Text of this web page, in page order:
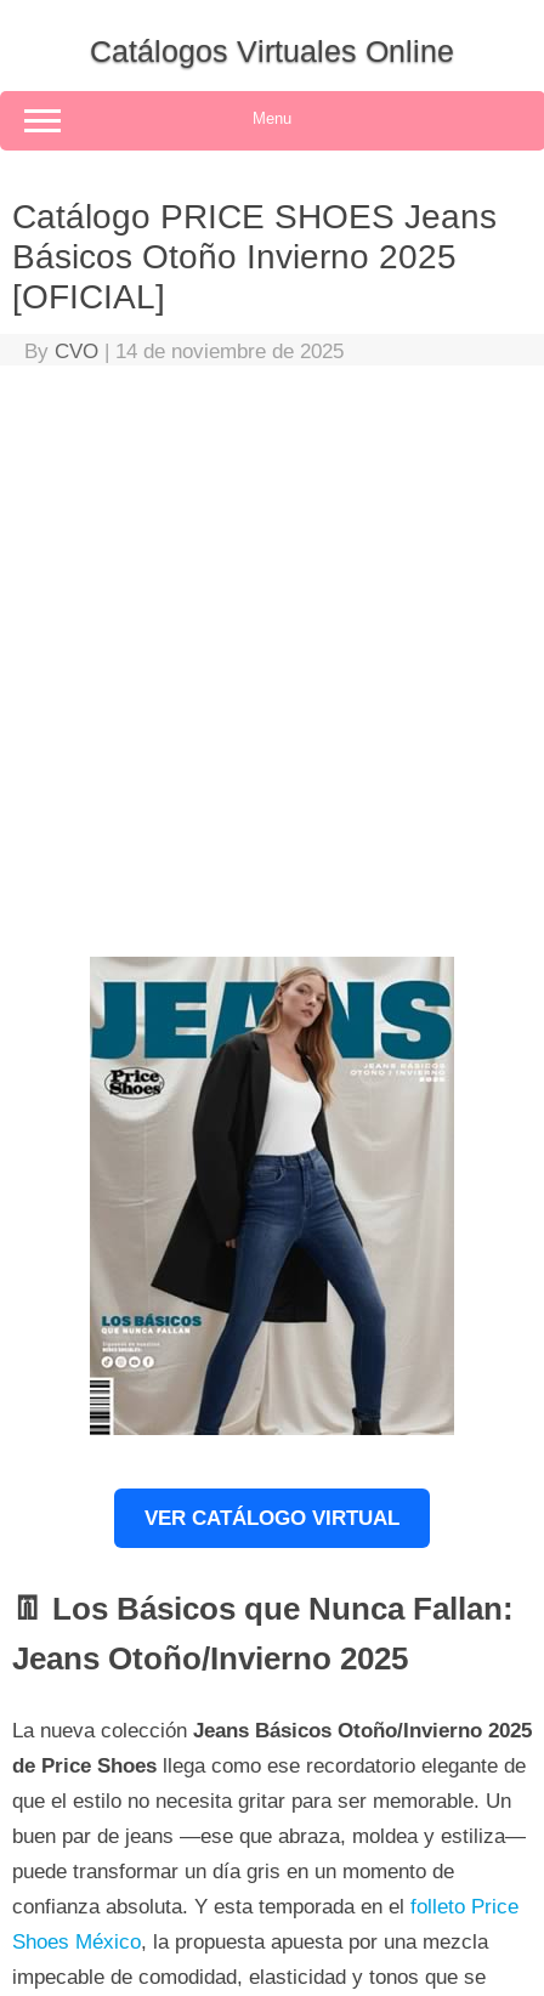
Catálogos Virtuales Online
Menu
Catálogo PRICE SHOES Jeans
Básicos Otoño Invierno 2025
[OFICIAL]
By CVO | 14 de noviembre de 2025
VER CATÁLOGO VIRTUAL
👖 Los Básicos que Nunca Fallan:
Jeans Otoño/Invierno 2025
La nueva colección Jeans Básicos Otoño/Invierno 2025
de Price Shoes llega como ese recordatorio elegante de
que el estilo no necesita gritar para ser memorable. Un
buen par de jeans —ese que abraza, moldea y estiliza—
puede transformar un día gris en un momento de
confianza absoluta. Y esta temporada en el folleto Price
Shoes México, la propuesta apuesta por una mezcla
impecable de comodidad, elasticidad y tonos que se